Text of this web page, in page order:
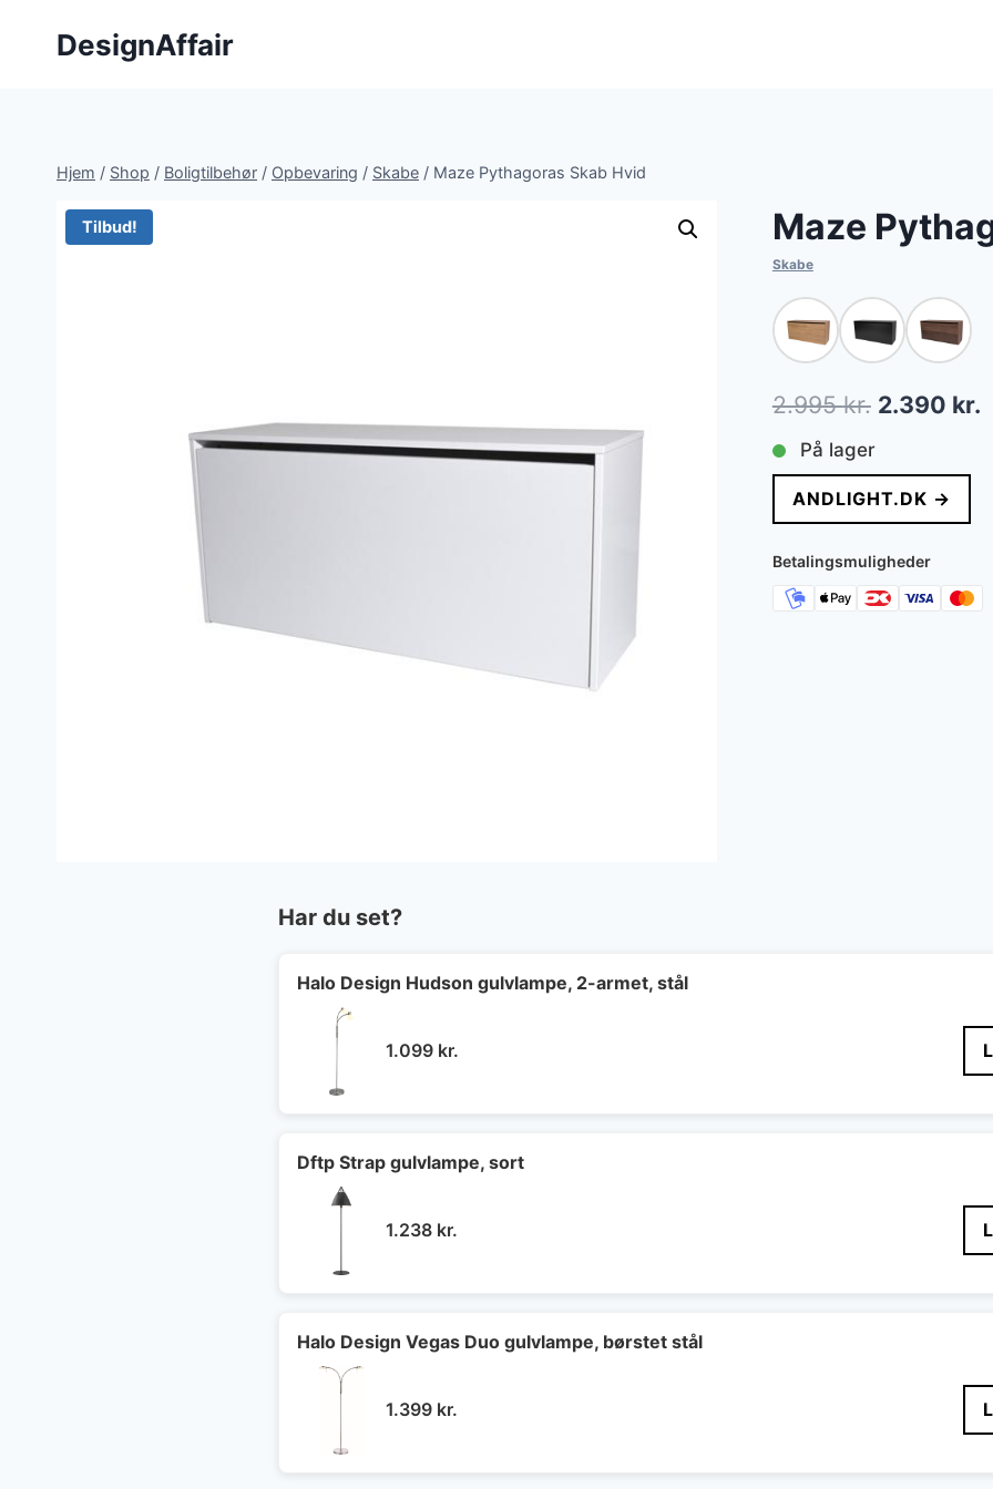
DesignAffair
Hjem / Shop / Boligtilbehør / Opbevaring / Skabe / Maze Pythagoras Skab Hvid
Tilbud! Maze
Skabe
2.995kr. Den
pris
var:
2.995 kr..
2.390 kr.
På lager
ANDLIGHT.DK →
Betalingsmuligheder
Har du set?
Halo Design Hudson gulvlampe, 2-armet, stål
1.099 kr.
Dftp Strap gulvlampe, sort
1.238 kr.
Halo Design Vegas Duo gulvlampe, børstet stål
1.399 kr.